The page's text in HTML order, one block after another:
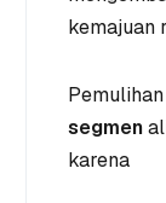
kemajuan
segmen
karena